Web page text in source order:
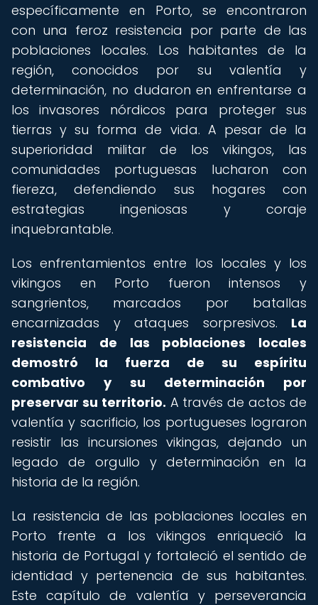
específicamente en Porto, se encontraron
con una feroz resistencia por parte de las
poblaciones locales. Los habitantes de la
región, conocidos por su valentía y
determinación, no dudaron en enfrentarse a
los invasores nórdicos para proteger sus
tierras y su forma de vida. A pesar de la
superioridad militar de los vikingos, las
comunidades portuguesas lucharon con
fiereza, defendiendo sus hogares con
estrategias ingeniosas y coraje
inquebrantable.
Los enfrentamientos entre los locales y los
vikingos en Porto fueron intensos y
sangrientos, marcados por batallas
encarnizadas y ataques sorpresivos. La
resistencia de las poblaciones locales
demostró la fuerza de su espíritu
combativo y su determinación por
preservar su territorio. A través de actos de
valentía y sacrificio, los portugueses lograron
resistir las incursiones vikingas, dejando un
legado de orgullo y determinación en la
historia de la región.
La resistencia de las poblaciones locales en
Porto frente a los vikingos enriqueció la
historia de Portugal y fortaleció el sentido de
identidad y pertenencia de sus habitantes.
Este capítulo de valentía y perseverancia